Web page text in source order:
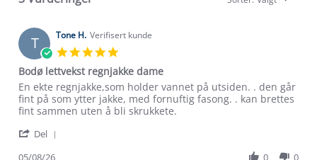
T Tone H. Verifisert kunde
rating
Bodø lettvekst regnjakke dame
Review
by
Tone
on
review
stating
Bodø
regnjakke
En ekte regnjakke,som holder vannet på utsiden. . den går
fint på som ytter jakke, med fornuftig fasong. . kan brettes
fint sammen uten å bli skrukkete.
Del
05/08/26 0 0